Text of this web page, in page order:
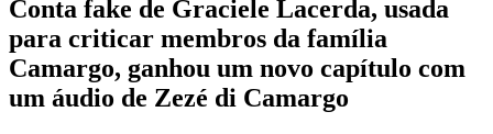
Conta fake de Graciele Lacerda, usada
para criticar membros da família
Camargo, ganhou um novo capítulo com
um áudio de Zezé di Camargo